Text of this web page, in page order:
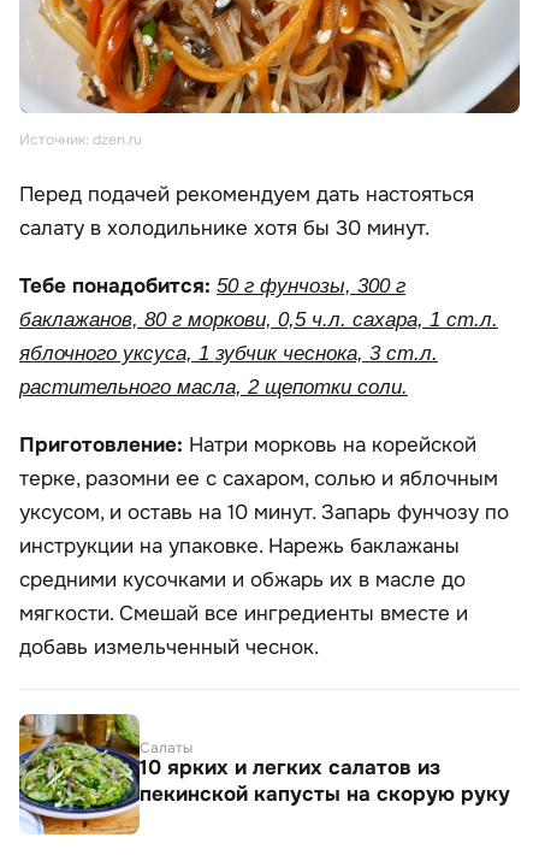
Источник: dzen.ru
Перед подачей рекомендуем дать настояться
салату в холодильнике хотя бы 30 минут.
Тебе понадобится: 50 г фунчозы, 300 г
баклажанов, 80 г моркови, 0,5 ч.л. сахара, 1 ст.л.
яблочного уксуса, 1 зубчик чеснока, 3 ст.л.
растительного масла, 2 щепотки соли.
Приготовление: Натри морковь на корейской
терке, разомни ее с сахаром, солью и яблочным
уксусом, и оставь на 10 минут. Запарь фунчозу по
инструкции на упаковке. Нарежь баклажаны
средними кусочками и обжарь их в масле до
мягкости. Смешай все ингредиенты вместе и
добавь измельченный чеснок.
Салаты
10 ярких и легких салатов из
пекинской капусты на скорую руку